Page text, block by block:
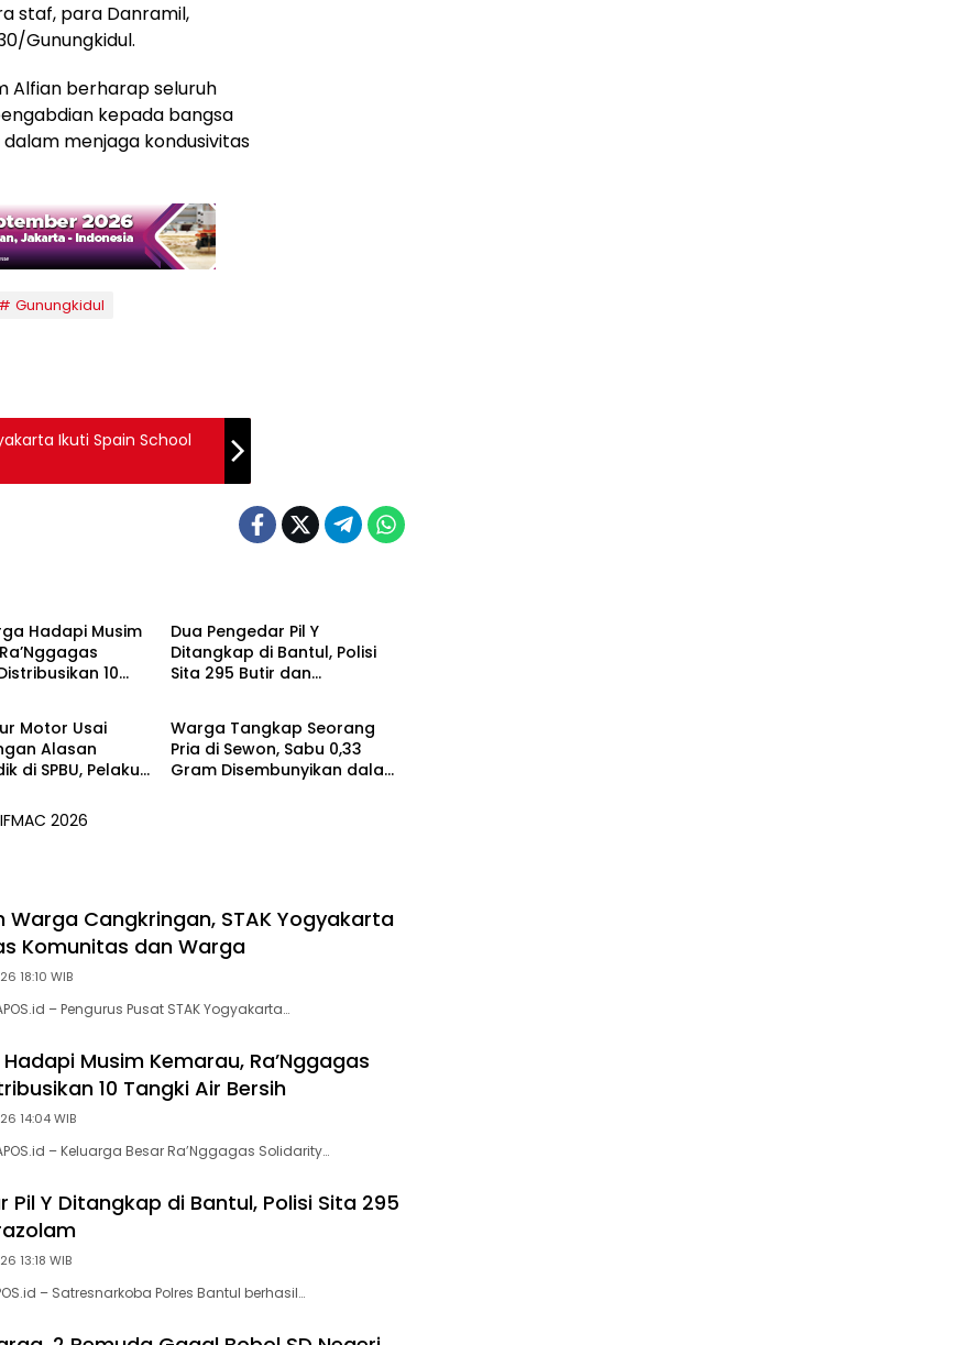
staf, para Danramil,
Gunungkidul.
Alfian berharap seluruh
kepada bangsa
menjaga kondusivitas
Gunungkidul
Ikuti Spain School
Hadapi Musim
10
Dua Pengedar Pil Y
Ditangkap di Bantul, Polisi
Sita 295 Butir dan
Motor Usai
Alasan
di SPBU, Pelaku
Berita
Warga Tangkap Seorang
Pria di Sewon, Sabu 0,33
Gram Disembunyikan dalam
Warga Cangkringan, STAK Yogyakarta
Komunitas dan Warga
18:10 WIB
– Pengurus Pusat STAK Yogyakarta…
Musim Kemarau, Ra’Nggagas
10 Tangki Air Bersih
14:04 WIB
– Keluarga Besar Ra’Nggagas Solidarity…
Pil Y Ditangkap di Bantul, Polisi Sita 295
13:18 WIB
– Satresnarkoba Polres Bantul berhasil…